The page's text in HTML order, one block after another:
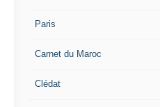
Paris
Carnet du Maroc
Clédat